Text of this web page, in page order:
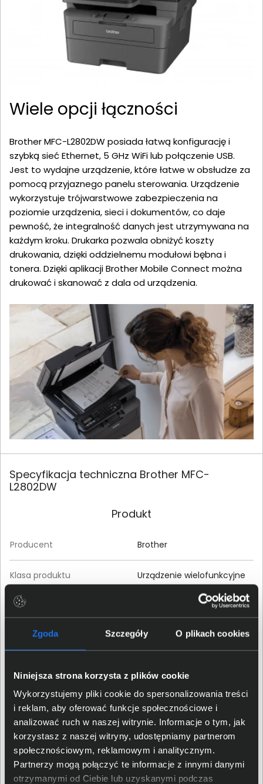
Zgoda Szczegóły O plikach cookies
Niniejsza strona korzysta z plików cookie
Wykorzystujemy pliki cookie do spersonalizowania treści
i reklam, aby oferować funkcje społecznościowe i
analizować ruch w naszej witrynie. Informacje o tym, jak
korzystasz z naszej witryny, udostępniamy partnerom
społecznościowym, reklamowym i analitycznym.
Partnerzy mogą połączyć te informacje z innymi danymi
otrzymanymi od Ciebie lub uzyskanymi podczas
Wiele opcji łączności
Brother MFC-L2802DW posiada łatwą konfigurację i
szybką sieć Ethernet, 5 GHz WiFi lub połączenie USB.
Jest to wydajne urządzenie, które łatwe w obsłudze za
pomocą przyjaznego panelu sterowania. Urządzenie
wykorzystuje trójwarstwowe zabezpieczenia na
poziomie urządzenia, sieci i dokumentów, co daje
pewność, że integralność danych jest utrzymywana na
każdym kroku. Drukarka pozwala obniżyć koszty
drukowania, dzięki oddzielnemu modułowi bębna i
tonera. Dzięki aplikacji Brother Mobile Connect można
drukować i skanować z dala od urządzenia.
Specyfikacja techniczna Brother MFC-
L2802DW
Produkt
Producent Brother
Klasa produktu Urządzenie wielofunkcyjne
Seria produktu
Model produktu MFC-L2802DW
Przeznaczenie Biznes
Pamięć RAM
Standardowa pamięć
urządzenia
128 MB